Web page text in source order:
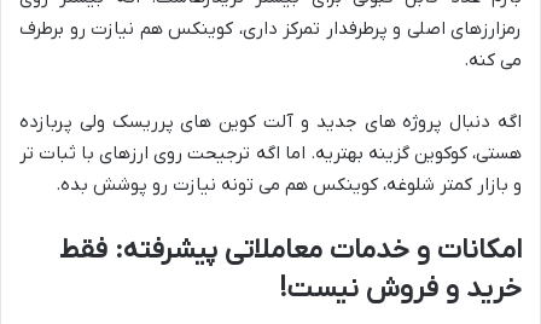
رمزارزهای اصلی و پرطرفدار تمرکز داری، کوینکس هم نیازت رو برطرف
می کنه.
اگه دنبال پروژه های جدید و آلت کوین های پرریسک ولی پربازده
هستی، کوکوین گزینه بهتریه. اما اگه ترجیحت روی ارزهای با ثبات تر
و بازار کمتر شلوغه، کوینکس هم می تونه نیازت رو پوشش بده.
امکانات و خدمات معاملاتی پیشرفته: فقط
خرید و فروش نیست!